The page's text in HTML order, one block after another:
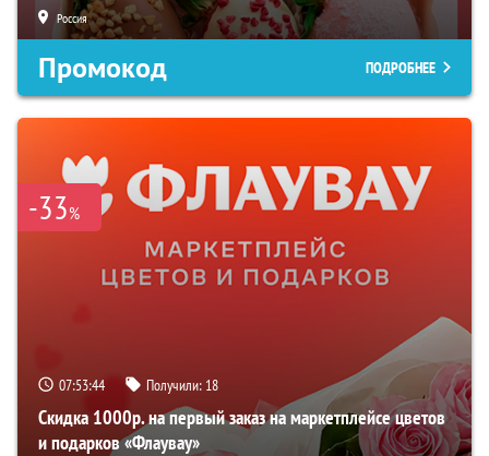
Россия
Промокод ПОДРОБНЕЕ
-33%
07:53:43 Получили: 18
Скидка 1000р. на первый заказ на маркетплейсе цветов
и подарков «Флаувау»